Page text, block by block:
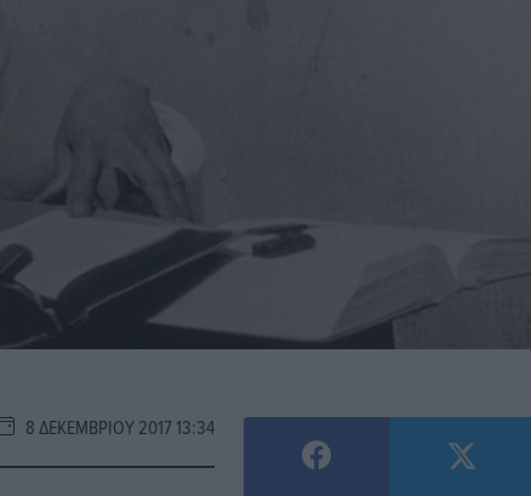
8 ΔΕΚΕΜΒΡΊΟΥ 2017 13:34